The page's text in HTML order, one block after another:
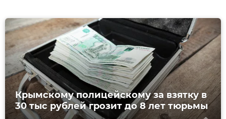
Крымскому полицейскому за взятку в
30 тыс рублей грозит до 8 лет тюрьмы